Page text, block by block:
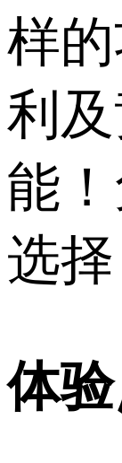
样
利
能
选择
体验